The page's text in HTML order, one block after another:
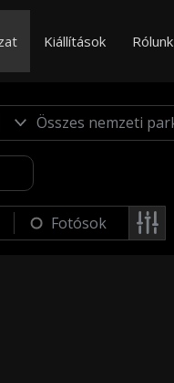
Kiállítások Rólunk
Fotósok